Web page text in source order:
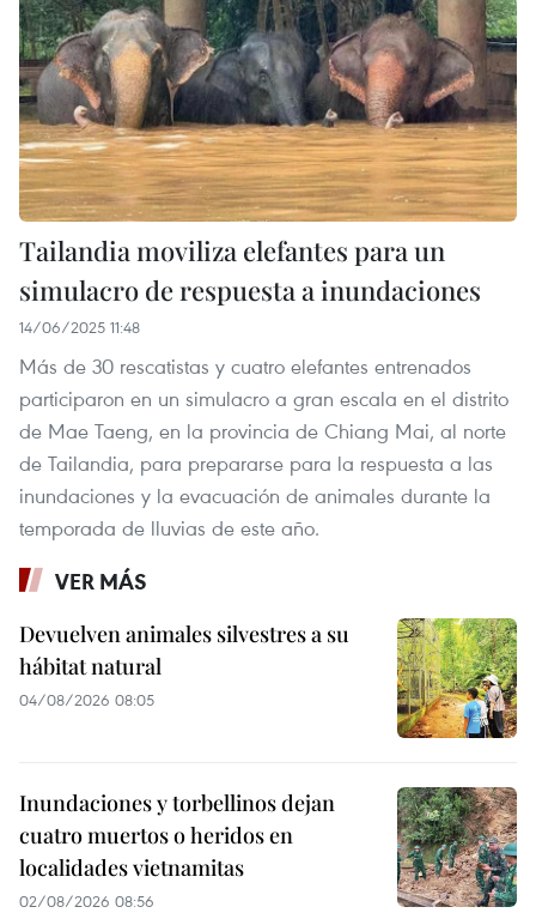
Tailandia moviliza elefantes para un
simulacro de respuesta a inundaciones
14/06/2025 11:48
Más de 30 rescatistas y cuatro elefantes entrenados
participaron en un simulacro a gran escala en el distrito
de Mae Taeng, en la provincia de Chiang Mai, al norte
de Tailandia, para prepararse para la respuesta a las
inundaciones y la evacuación de animales durante la
temporada de lluvias de este año.
VER MÁS
Devuelven animales silvestres a su
hábitat natural
04/08/2026 08:05
Inundaciones y torbellinos dejan
cuatro muertos o heridos en
localidades vietnamitas
02/08/2026 08:56